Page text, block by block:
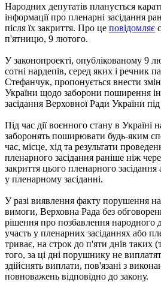
Народних депутатів планується
інформації про пленарні засідання
після їх закриття. Про це повідомляє
п'ятницю, 9 лютого.
У законопроекті, опублікованому 9
сотні нардепів, серед яких і речник
Стефанчук, пропонується внести
України щодо заборони поширення
засідання Верховної Ради України
Під час дії воєнного стану в Україні
заборонять поширювати будь-яким
час, місце, хід та результати
пленарного засідання раніше ніж
закриття цього пленарного
у пленарному засіданні.
У разі виявлення факту порушення
вимоги, Верховна Рада без
рішення про позбавлення народного
участь у пленарних засіданнях або
триває, на строк до п'яти днів таких
того, за ці дні порушнику не
здійснять виплати, пов'язані з
повноважень відповідно до закону.